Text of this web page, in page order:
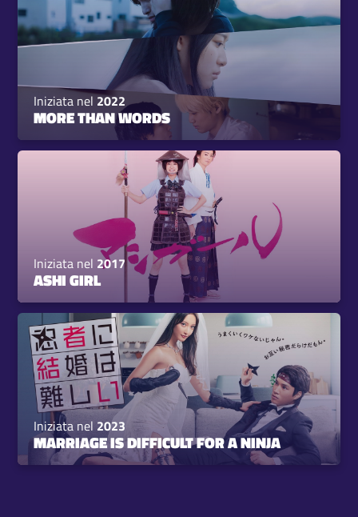
Iniziata nel2022
MORE THAN WORDS
Iniziata nel 2017
ASHI GIRL
Iniziata nel2023
MARRIAGE IS DIFFICULT FOR A NINJA